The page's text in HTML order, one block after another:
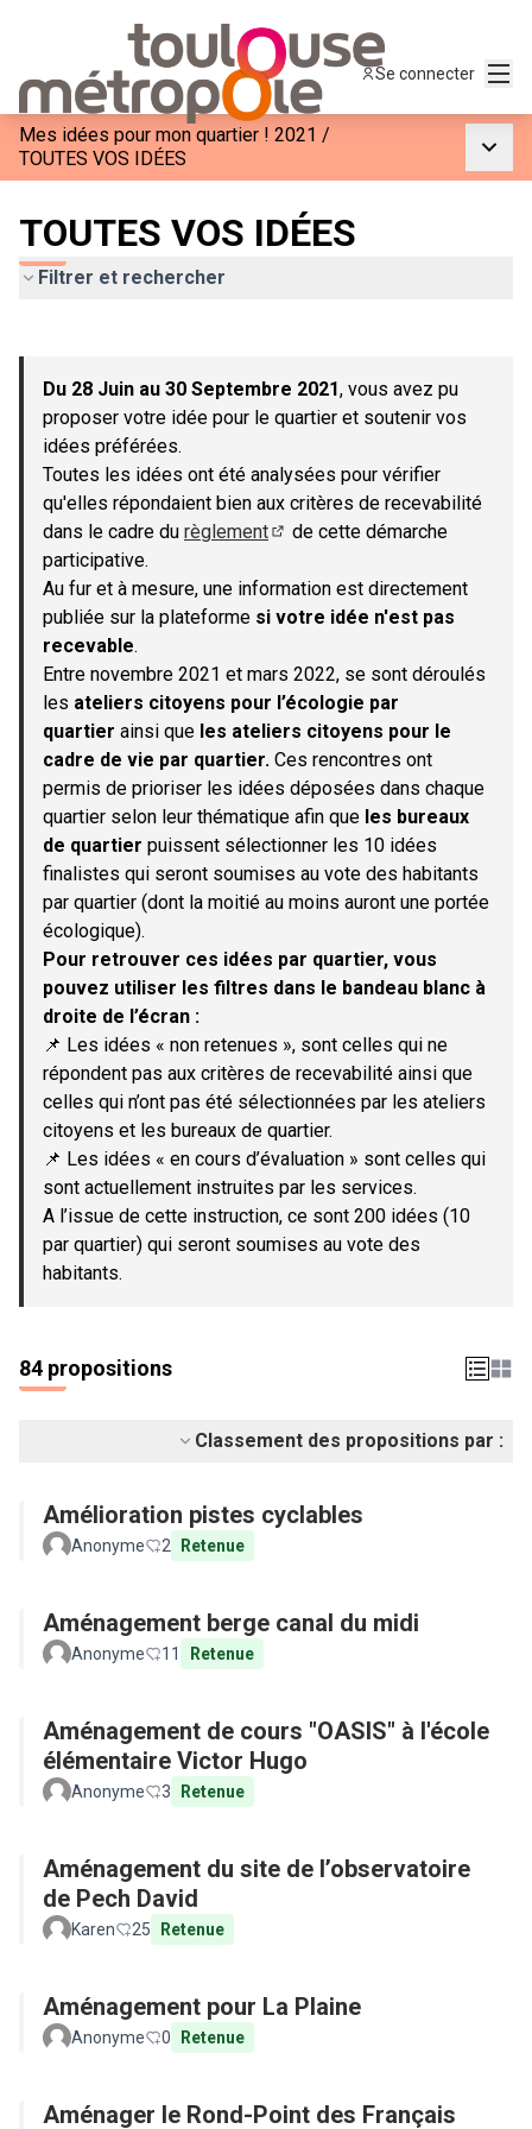
Se connecter
Mes idées pour mon quartier ! 2021 /
TOUTES VOS IDÉES
TOUTES VOS IDÉES
Filtrer et rechercher
−
Du 28 Juin au 30 Septembre 2021, vous avez pu
proposer votre idée pour le quartier et soutenir vos
idées préférées.
Toutes les idées ont été analysées pour vérifier
qu'elles répondaient bien aux critères de recevabilité
dans le cadre du règlement
de cette démarche
participative.
Au fur et à mesure, une information est directement
publiée sur la plateforme si votre idée n'est pas
recevable.
Entre novembre 2021 et mars 2022, se sont déroulés
les ateliers citoyens pour l’écologie par
quartier ainsi que les ateliers citoyens pour le
cadre de vie par quartier. Ces rencontres ont
permis de prioriser les idées déposées dans chaque
quartier selon leur thématique afin que les bureaux
de quartier puissent sélectionner les 10 idées
finalistes qui seront soumises au vote des habitants
par quartier (dont la moitié au moins auront une portée
écologique).
Pour retrouver ces idées par quartier, vous
pouvez utiliser les filtres dans le bandeau blanc à
droite de l’écran :
📌 Les idées « non retenues », sont celles qui ne
répondent pas aux critères de recevabilité ainsi que
celles qui n’ont pas été sélectionnées par les ateliers
citoyens et les bureaux de quartier.
📌 Les idées « en cours d’évaluation » sont celles qui
sont actuellement instruites par les services.
A l’issue de cette instruction, ce sont 200 idées (10
par quartier) qui seront soumises au vote des
habitants.
84 propositions
Classement des propositions par :
Amélioration pistes cyclables
Anonyme 2 Retenue
Aménagement berge canal du midi
Anonyme 11 Retenue
Aménagement de cours "OASIS" à l'école
élémentaire Victor Hugo
Anonyme 3 Retenue
Aménagement du site de l’observatoire
de Pech David
Karen 25 Retenue
Aménagement pour La Plaine
Anonyme 0 Retenue
Aménager le Rond-Point des Français